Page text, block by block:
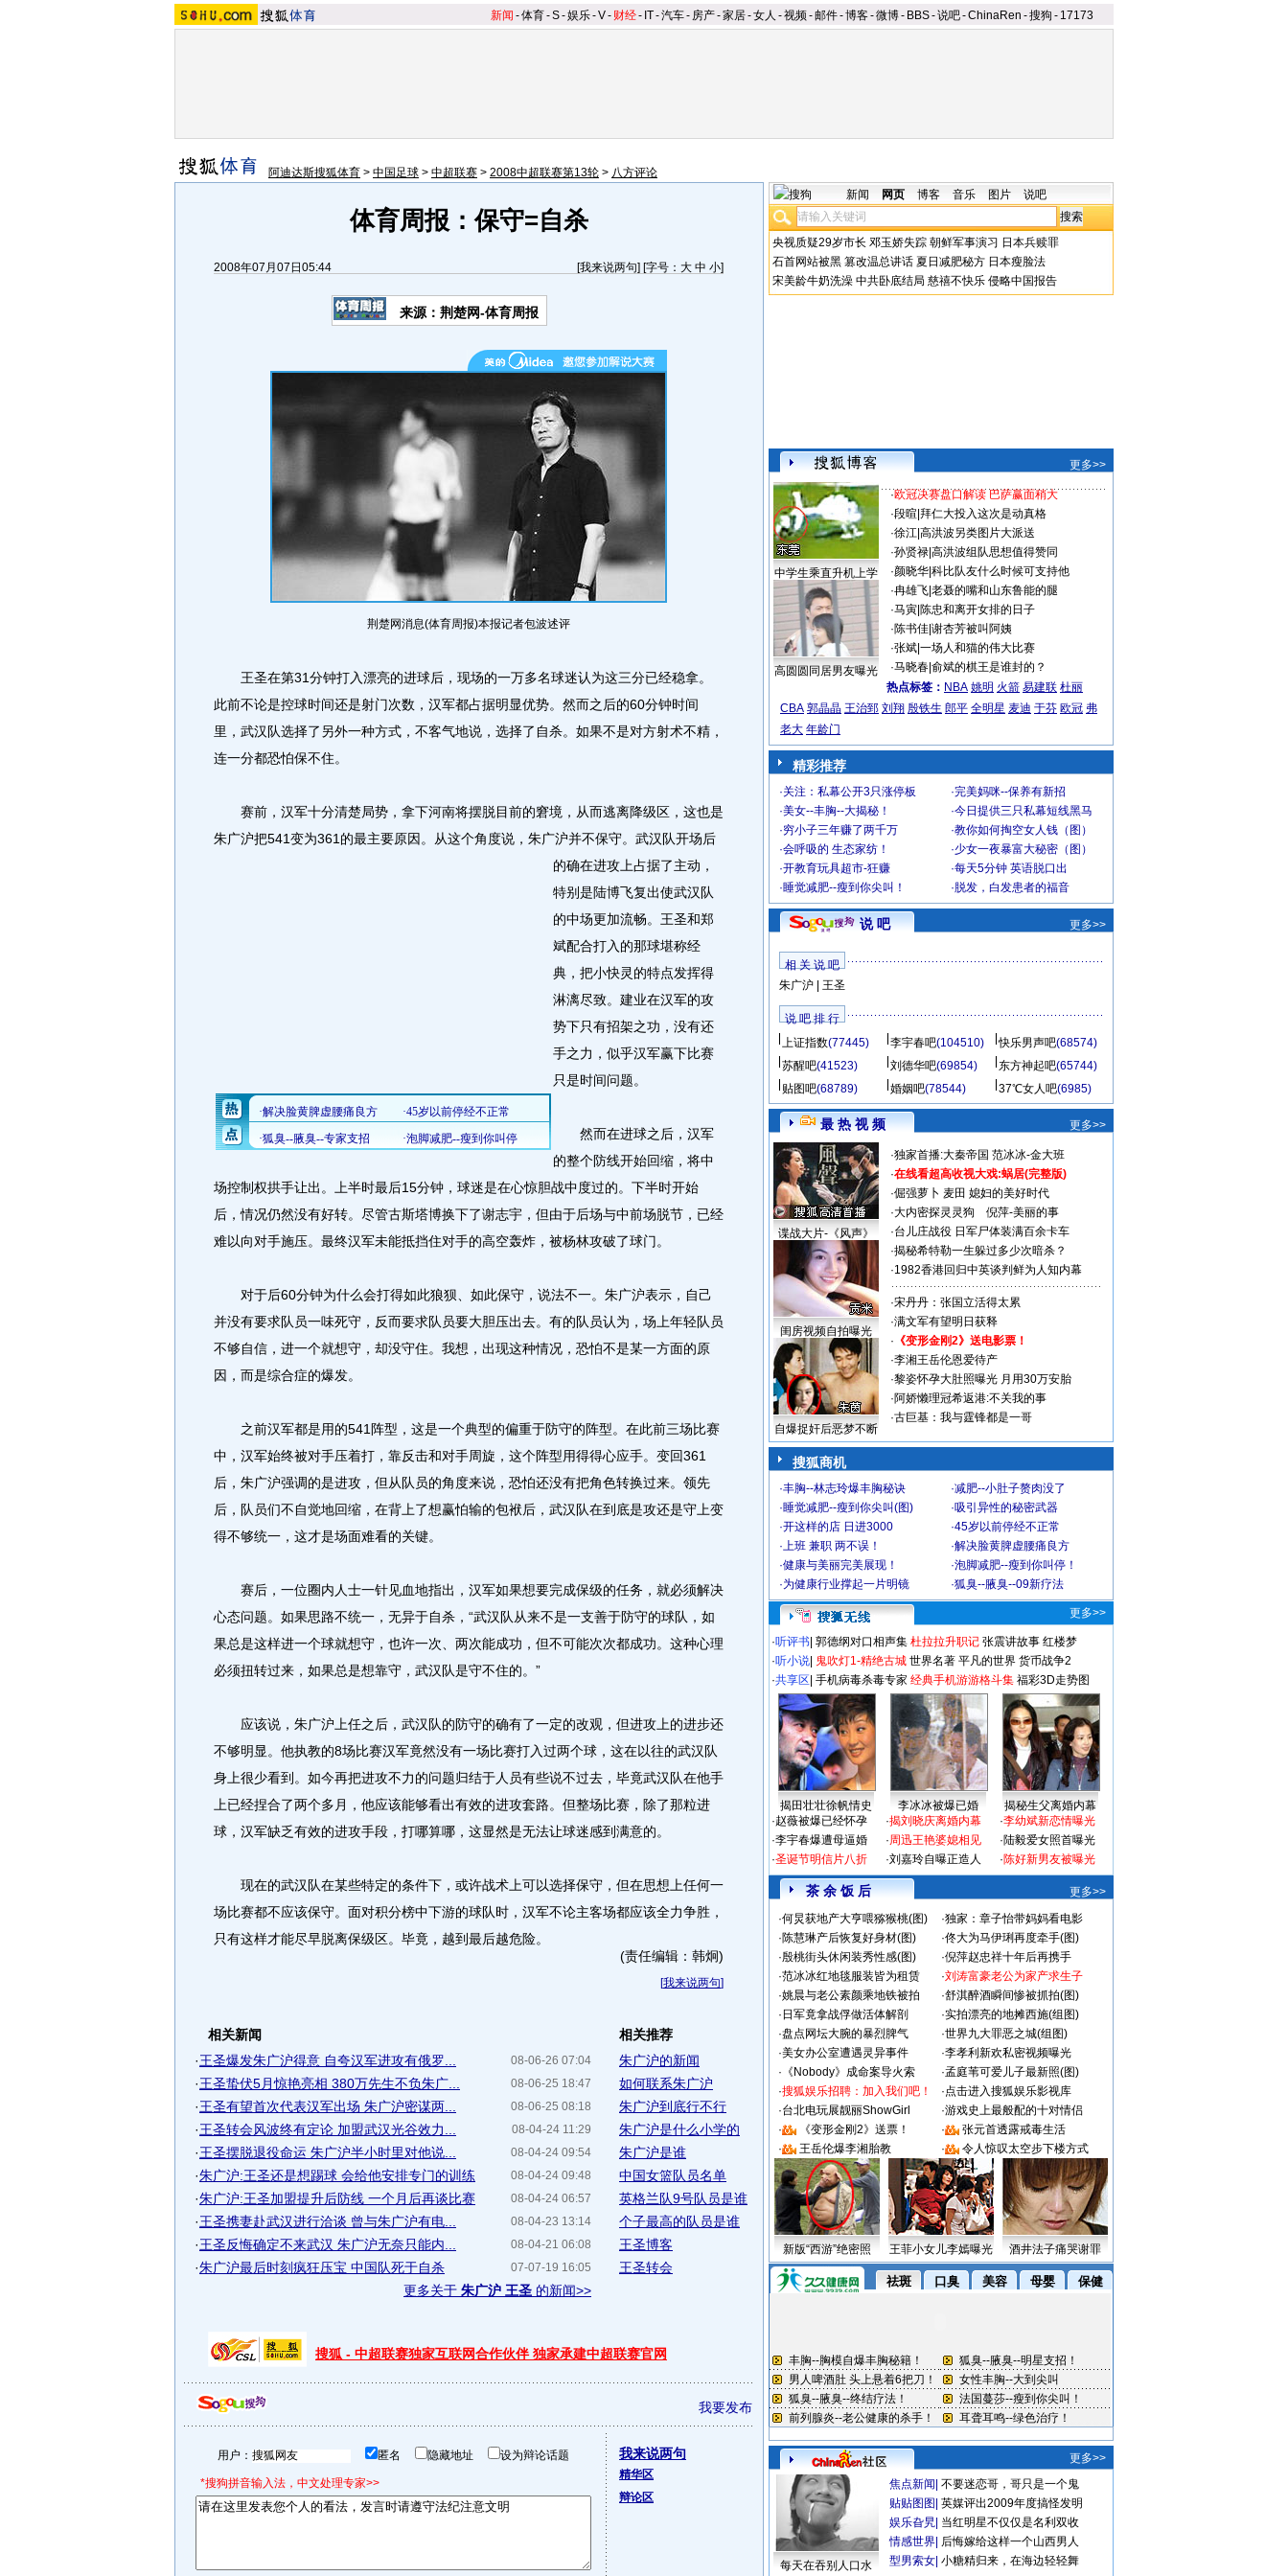
新闻 -体育-S-娱乐-V- 财经- IT-汽车- 房产-家居-女人 -视频-邮件-博客-微博- BBS-说吧-ChinaRen -搜狗 - 17173
阿迪达斯搜狐体育 > 中国足球 > 中超联赛 > 2008中超联赛第13轮 > 八方评论
体育周报：保守=自杀
2008年07月07日05:44 [我来说两句] [字号： 大 中 小]
来源：荆楚网-体育周报
荆楚网消息(体育周报)本报记者包波述评
王圣在第31分钟打入漂亮的进球后，现场的一万多名球迷认为这三分已经稳拿。
此前不论是控球时间还是射门次数，汉军都占据明显优势。然而之后的60分钟时间
里，武汉队选择了另外一种方式，不客气地说，选择了自杀。如果不是对方射术不精，
连一分都恐怕保不住。
赛前，汉军十分清楚局势，拿下河南将摆脱目前的窘境，从而逃离降级区，这也是
朱广沪把541变为361的最主要原因。从这个角度说，朱广沪并不保守。 武汉队开场后
的确在进攻上占据了主动，
特别是陆博飞复出使武汉队
的中场更加流畅。王圣和郑
斌配合打入的那球堪称经
典，把小快灵的特点发挥得
淋漓尽致。建业在汉军的攻
势下只有招架之功，没有还
手之力，似乎汉军赢下比赛
只是时间问题。
然而在进球之后，汉军
的整个防线开始回缩，将中
场控制权拱手让出。上半时最后15分钟，球迷是在心惊胆战中度过的。下半时开始
后，情况仍然没有好转。尽管古斯塔博换下了谢志宇，但由于后场与中前场脱节，已经
难以向对手施压。最终汉军未能抵挡住对手的高空轰炸，被杨林攻破了球门。
对于后60分钟为什么会打得如此狼狈、如此保守，说法不一。朱广沪表示，自己
并没有要求队员一味死守，反而要求队员要大胆压出去。有的队员认为，场上年轻队员
不够自信，进一个就想守，却没守住。我想，出现这种情况，恐怕不是某一方面的原
因，而是综合症的爆发。
之前汉军都是用的541阵型，这是一个典型的偏重于防守的阵型。在此前三场比赛
中，汉军始终被对手压着打，靠反击和对手周旋，这个阵型用得得心应手。变回361
后，朱广沪强调的是进攻，但从队员的角度来说，恐怕还没有把角色转换过来。领先
后，队员们不自觉地回缩，在背上了想赢怕输的包袱后，武汉队在到底是攻还是守上变
得不够统一，这才是场面难看的关键。
赛后，一位圈内人士一针见血地指出，汉军如果想要完成保级的任务，就必须解决
心态问题。如果思路不统一，无异于自杀，“武汉队从来不是一支善于防守的球队，如
果总是这样进一个球就想守，也许一次、两次能成功，但不可能次次都成功。这种心理
必须扭转过来，如果总是想靠守，武汉队是守不住的。”
应该说，朱广沪上任之后，武汉队的防守的确有了一定的改观，但进攻上的进步还
不够明显。他执教的8场比赛汉军竟然没有一场比赛打入过两个球，这在以往的武汉队
身上很少看到。如今再把进攻不力的问题归结于人员有些说不过去，毕竟武汉队在他手
上已经捏合了两个多月，他应该能够看出有效的进攻套路。但整场比赛，除了那粒进
球，汉军缺乏有效的进攻手段，打哪算哪，这显然是无法让球迷感到满意的。
现在的武汉队在某些特定的条件下，或许战术上可以选择保守，但在思想上任何一
场比赛都不应该保守。面对积分榜中下游的球队时，汉军不论主客场都应该全力争胜，
只有这样才能尽早脱离保级区。毕竟，越到最后越危险。
(责任编辑：韩炯)
[我来说两句]
相关新闻
08-06-26 07:04
·王圣爆发朱广沪得意 自夸汉军进攻有俄罗...
08-06-25 18:47
·王圣蛰伏5月惊艳亮相 380万先生不负朱广...
08-06-25 08:18
·王圣有望首次代表汉军出场 朱广沪密谋两...
08-04-24 11:29
·王圣转会风波终有定论 加盟武汉光谷效力...
08-04-24 09:54
·王圣摆脱退役命运 朱广沪半小时里对他说...
08-04-24 09:48
·朱广沪:王圣还是想踢球 会给他安排专门的训练
08-04-24 06:57
·朱广沪:王圣加盟提升后防线 一个月后再谈比赛
08-04-23 13:14
·王圣携妻赴武汉进行洽谈 曾与朱广沪有电...
08-04-21 06:08
·王圣反悔确定不来武汉 朱广沪无奈只能内...
07-07-19 16:05
·朱广沪最后时刻疯狂压宝 中国队死于自杀
更多关于 朱广沪 王圣 的新闻>>
相关推荐
朱广沪的新闻
如何联系朱广沪
朱广沪到底行不行
朱广沪是什么小学的
朱广沪是谁
中国女篮队员名单
英格兰队9号队员是谁
个子最高的队员是谁
王圣博客
王圣转会
搜狐 - 中超联赛独家互联网合作伙伴 独家承建中超联赛官网
我要发布
用户： 匿名 隐藏地址 设为辩论话题
*搜狗拼音输入法，中文处理专家>>
我来说两句
精华区
辩论区
新闻 网页 博客 音乐 图片 说吧
央视质疑29岁市长 邓玉娇失踪 朝鲜军事演习 日本兵赎罪
石首网站被黑 篡改温总讲话 夏日减肥秘方 日本瘦脸法
宋美龄牛奶洗澡 中共卧底结局 慈禧不快乐 侵略中国报告
更多>>
中学生乘直升机上学
高圆圆同居男友曝光
·欧冠决赛盘口解读 巴萨赢面稍大
·段暄 拜仁大投入这次是动真格
·徐江| 高洪波另类图片大派送
·孙贤禄| 高洪波组队思想值得赞同
·颜晓华| 科比队友什么时候可支持他
·冉雄飞| 老聂的嘴和山东鲁能的腿
·马寅| 陈忠和离开女排的日子
·陈书佳| 谢杏芳被叫阿姨
·张斌| 一场人和猫的伟大比赛
·马晓春| 俞斌的棋王是谁封的？
热点标签： NBA 姚明 火箭 易建联 杜丽
CBA 郭晶晶 王治郅 刘翔 殷铁生 郎平 全明星 麦迪 于芬 欧冠 弗
老大 年龄门
精彩推荐
·关注：私幕公开3只涨停板 ·完美妈咪--保养有新招
·美女--丰胸--大揭秘！ ·今日提供三只私幕短线黑马
·穷小子三年赚了两千万 ·教你如何掏空女人钱（图）
·会呼吸的 生态家纺！ ·少女一夜暴富大秘密（图）
·开教育玩具超市-狂赚 ·每天5分钟 英语脱口出
·睡觉减肥--瘦到你尖叫！ · 脱发，白发患者的福音
说 吧 更多>>
相 关 说 吧
朱广沪| 王圣
说 吧 排 行
上证指数(77445) 李宇春吧(104510) 快乐男声吧(68574)
苏醒吧(41523) 刘德华吧(69854) 东方神起吧(65744)
贴图吧(68789) 婚姻吧(78544) 37℃女人吧(6985)
最 热 视 频 更多>>
谍战大片-《风声》
闺房视频自拍曝光
自爆捉奸后恶梦不断
·独家首播:大秦帝国 范冰冰-金大班
·在线看超高收视大戏:蜗居(完整版)
·倔强萝卜 麦田 媳妇的美好时代
·大内密探灵灵狗
倪萍-美丽的事
·台儿庄战役 日军尸体装满百余卡车
·揭秘希特勒一生躲过多少次暗杀？
·1982香港回归中英谈判鲜为人知内幕
·宋丹丹：张国立活得太累
·满文军有望明日获释
· 《变形金刚2》送电影票！
·李湘王岳伦恩爱待产
·黎姿怀孕大肚照曝光 月用30万安胎
·阿娇懒理冠希返港:不关我的事
·古巨基：我与霆锋都是一哥
搜狐商机
·丰胸--林志玲爆丰胸秘诀 ·减肥--小肚子赘肉没了
·睡觉减肥--瘦到你尖叫(图) ·吸引异性的秘密武器
·开这样的店 日进3000 ·45岁以前停经不正常
·上班 兼职 两不误！ ·解决脸黄脾虚腰痛良方
·健康与美丽完美展现！ ·泡脚减肥--瘦到你叫停！
·为健康行业撑起一片明镜 ·狐臭--腋臭--09新疗法
更多>>
·听评书 郭德纲对口相声集 杜拉拉升职记 张震讲故事 红楼梦
·听小说 鬼吹灯1-精绝古城 世界名著 平凡的世界 货币战争2
·共享区 手机病毒杀毒专家 经典手机游游格斗集 福彩3D走势图
揭田壮壮徐帆情史 李冰冰被爆已婚
揭秘生父离婚内幕
·赵薇被爆已经怀孕
·李宇春爆遭母逼婚
·圣诞节明信片八折
·揭刘晓庆离婚内幕
·周迅王艳婆媳相见
·刘嘉玲自曝正造人
·李幼斌新恋情曝光
·陆毅爱女照首曝光
·陈好新男友被曝光
茶 余 饭 后
更多>>
·何炅获地产大亨喂猕猴桃(图) ·独家：章子怡带妈妈看电影
·陈慧琳产后恢复好身材(图) ·佟大为马伊琍再度牵手(图)
·殷桃街头休闲装秀性感(图) ·倪萍赵忠祥十年后再携手
·范冰冰红地毯服装皆为租赁 ·刘涛富豪老公为家产求生子
·姚晨与老公素颜乘地铁被拍 ·舒淇醉酒瞬间惨被抓拍(图)
· 日军竟拿战俘做活体解剖 ·实拍漂亮的地摊西施(组图)
·盘点网坛大腕的暴烈脾气 ·世界九大罪恶之城(组图)
·美女办公室遭遇灵异事件 ·李孝利新欢私密视频曝光
· 《Nobody》成命案导火索 ·孟庭苇可爱儿子最新照(图)
·搜狐娱乐招聘：加入我们吧！ ·点击进入搜狐娱乐影视库
·台北电玩展靓丽ShowGirl ·游戏史上最般配的十对情侣
·
《变形金刚2》送票！ ·
张元首透露戒毒生活
·
王岳伦爆李湘胎教 · 令人惊叹太空步下楼方式
新版“西游”绝密照 王菲小女儿李嫣曝光 酒井法子痛哭谢罪
更多>>
每天在吞别人口水
焦点新闻 不要迷恋哥，哥只是一个鬼
贴贴图图 英媒评出2009年度搞怪发明
娱乐旮旯 当红明星不仅仅是名利双收
情感世界 后悔嫁给这样一个山西男人
型男索女 小糖精归来，在海边轻轻舞